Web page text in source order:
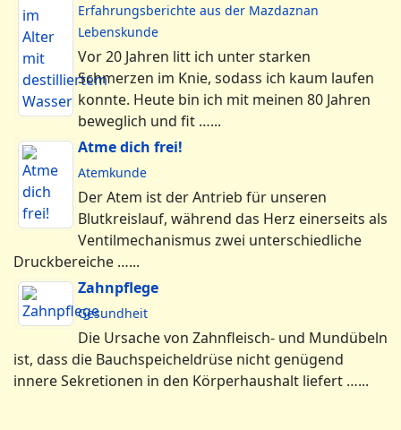
Erfahrungsberichte aus der Mazdaznan
Lebenskunde
Vor 20 Jahren litt ich unter starken
Schmerzen im Knie, sodass ich kaum laufen
konnte. Heute bin ich mit meinen 80 Jahren
beweglich und fit …...
Atme dich frei!
Atemkunde
Der Atem ist der Antrieb für unseren
Blutkreislauf, während das Herz einerseits als
Ventilmechanismus zwei unterschiedliche
Druckbereiche …...
Zahnpflege
Gesundheit
Die Ursache von Zahnfleisch- und Mundübeln
ist, dass die Bauchspeicheldrüse nicht genügend
innere Sekretionen in den Körperhaushalt liefert …...